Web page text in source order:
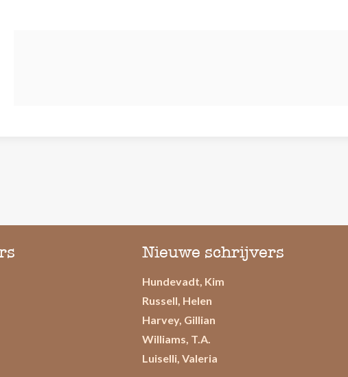
Nieuwe schrijvers
Hundevadt, Kim
Russell, Helen
Harvey, Gillian
Williams, T.A.
Luiselli, Valeria